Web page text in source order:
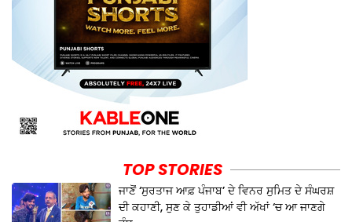
TOP STORIES
ਜਾਣੋਂ ‘ਸੁਰਤਾਜ ਆਫ਼ ਪੰਜਾਬ’ ਦੇ ਵਿਨਰ ਸੁਮਿਤ ਦੇ ਸੰਘਰਸ਼
ਦੀ ਕਹਾਣੀ, ਸੁਣ ਕੇ ਤੁਹਾਡੀਆਂ ਵੀ ਅੱਖਾਂ ‘ਚ ਆ ਜਾਣਗੇ